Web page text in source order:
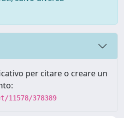
per citare o creare un
378389